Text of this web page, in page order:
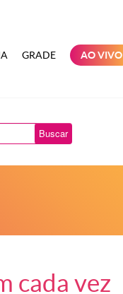
GRADE AO VIVO
Buscar
cada vez